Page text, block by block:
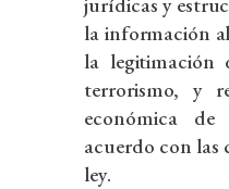
la información
la legitimación
terrorismo, y
económica
acuerdo con las
ley.